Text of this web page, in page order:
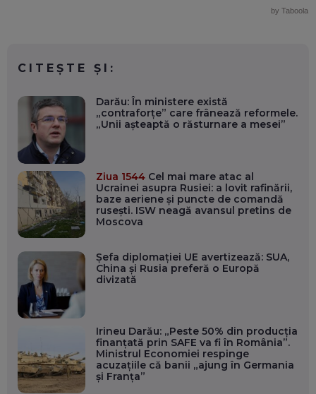
by Taboola
CITEȘTE ȘI:
Darău: În ministere există
„contraforțe” care frânează reformele.
„Unii așteaptă o răsturnare a mesei”
Ziua 1544Cel mai mare atac al
Ucrainei asupra Rusiei: a lovit rafinării,
baze aeriene și puncte de comandă
rusești. ISW neagă avansul pretins de
Moscova
Șefa diplomației UE avertizează: SUA,
China și Rusia preferă o Europă
divizată
Irineu Darău: „Peste 50% din producția
finanțată prin SAFE va fi în România”.
Ministrul Economiei respinge
acuzațiile că banii „ajung în Germania
și Franța”